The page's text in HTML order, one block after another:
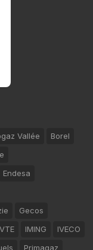
Vallée
Borel
Endesa
Gecos
IMING
IVECO
Primagaz